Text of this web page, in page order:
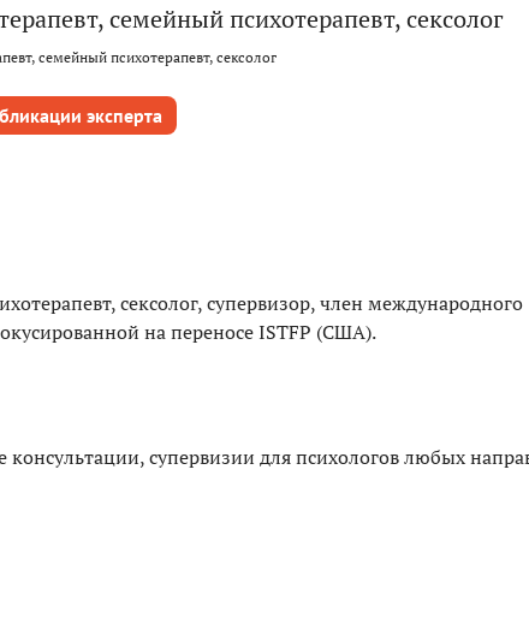
семейный психотерапевт, сексолог
семейный психотерапевт, сексолог
эксперта
сексолог, супервизор, член международного
на переносе ISTFP (США).
супервизии для психологов любых